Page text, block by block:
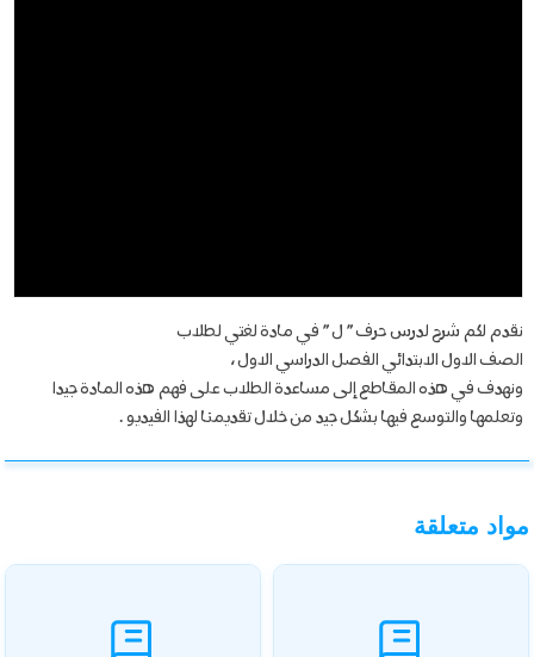
نقدم لكم شرح لدرس حرف ” ل ” في مادة لغتي لطلاب
الصف الاول الابتدائي الفصل الدراسي الاول ،
ونهدف في هذه المقاطع إلى مساعدة الطلاب على فهم هذه المادة جيدا
وتعلمها والتوسع فيها بشكل جيد من خلال تقديمنا لهذا الفيديو .
مواد متعلقة